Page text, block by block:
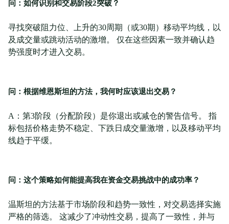
问：如何识别和交易阶段2突破？
寻找突破阻力位、上升的30周期（或30期）移动平均线，以
及成交量或跳动活动的激增。 仅在这些因素一致并确认趋
势强度时才进入交易。
问：根据维恩斯坦的方法，我何时应该退出交易？
A：第3阶段（分配阶段）是你退出或减仓的警告信号。 指
标包括价格走势不稳定、下跌日成交量激增，以及移动平均
线趋于平缓。
问：这个策略如何能提高我在资金交易挑战中的成功率？
温斯坦的方法基于市场阶段和趋势一致性，对交易选择实施
严格的筛选。 这减少了冲动性交易，提高了一致性，并与